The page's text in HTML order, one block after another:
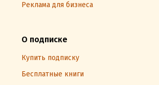
Реклама для бизнеса
О подписке
Купить подписку
Бесплатные книги